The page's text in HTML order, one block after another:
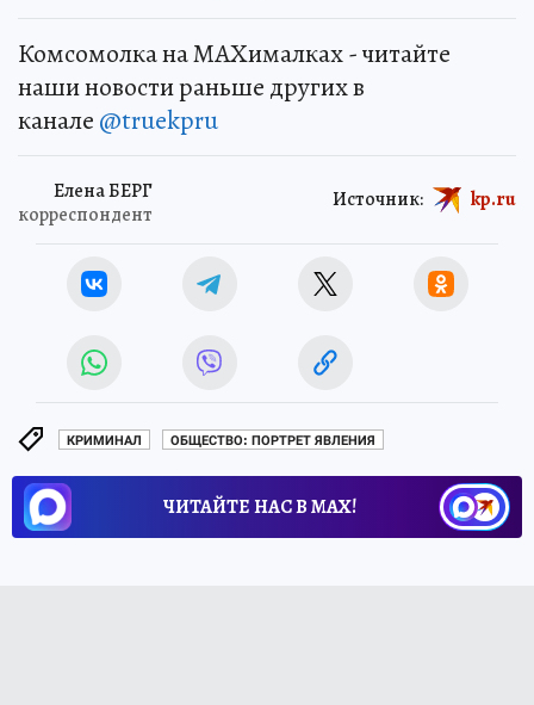
Комсомолка на MAXималках - читайте
наши новости раньше других в
канале @truekpru
Елена БЕРГ
корреспондент
Источник: kp.ru
КРИМИНАЛ ОБЩЕСТВО: ПОРТРЕТ ЯВЛЕНИЯ
ЧИТАЙТЕ НАС В МАХ!